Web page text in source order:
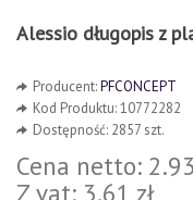
Alessio długopis z
Producent:PFCONCEPT
Kod Produktu: 10772282
Dostępność: 2857 szt.
Cena netto:
Z vat: 3.61 zł